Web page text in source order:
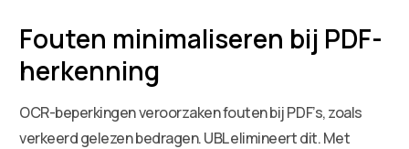
Fouten minimaliseren bij PDF-
herkenning
OCR-beperkingen veroorzaken fouten bij PDF’s, zoals
verkeerd gelezen bedragen. UBL elimineert dit. Met